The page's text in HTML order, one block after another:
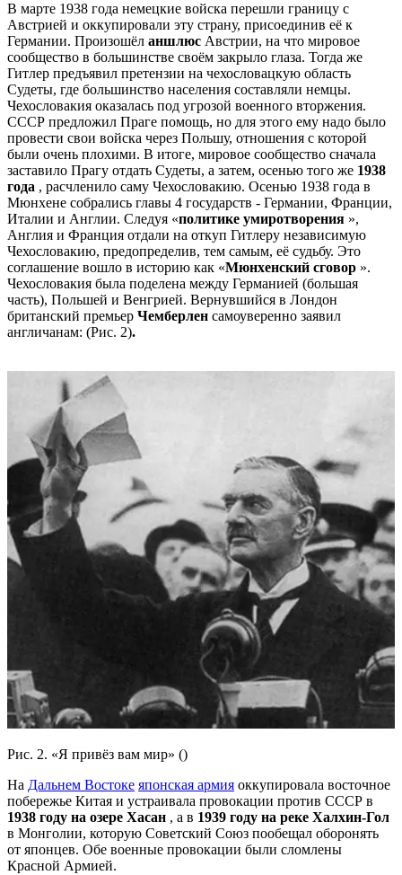
В марте 1938 года немецкие войска перешли границу с
Австрией и оккупировали эту страну, присоединив её к
Германии. Произошёл аншлюс Австрии, на что мировое
сообщество в большинстве своём закрыло глаза. Тогда же
Гитлер предъявил претензии на чехословацкую область
Судеты, где большинство населения составляли немцы.
Чехословакия оказалась под угрозой военного вторжения.
СССР предложил Праге помощь, но для этого ему надо было
провести свои войска через Польшу, отношения с которой
были очень плохими. В итоге, мировое сообщество сначала
заставило Прагу отдать Судеты, а затем, осенью того же 1938
года , расчленило саму Чехословакию. Осенью 1938 года в
Мюнхене собрались главы 4 государств - Германии, Франции,
Италии и Англии. Следуя «политике умиротворения »,
Англия и Франция отдали на откуп Гитлеру независимую
Чехословакию, предопределив, тем самым, её судьбу. Это
соглашение вошло в историю как «Мюнхенский сговор ».
Чехословакия была поделена между Германией (большая
часть), Польшей и Венгрией. Вернувшийся в Лондон
британский премьер Чемберлен самоуверенно заявил
англичанам: (Рис. 2).
Рис. 2. «Я привёз вам мир» ()
На Дальнем Востоке японская армия оккупировала восточное
побережье Китая и устраивала провокации против СССР в
1938 году на озере Хасан , а в 1939 году на реке Халхин-Гол
в Монголии, которую Советский Союз пообещал оборонять
от японцев. Обе военные провокации были сломлены
Красной Армией.